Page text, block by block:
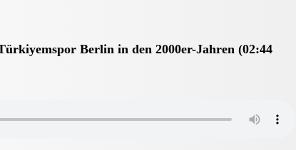
Berlin in den 2000er-Jahren (02:44